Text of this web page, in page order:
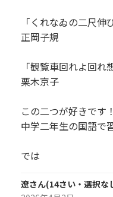
「くれなゐの二尺
正岡子規
「観覧車回れよ回れ
栗木京子
この二つが好きです！
中学二年生の国語で
では
遼さん(14さい・ 選択な